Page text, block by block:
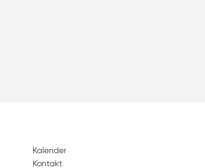
Kalender
Kontakt